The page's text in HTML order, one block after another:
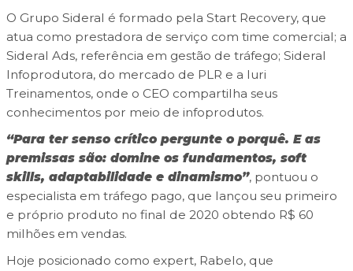
O Grupo Sideral é formado pela Start Recovery, que
atua como prestadora de serviço com time comercial; a
Sideral Ads, referência em gestão de tráfego; Sideral
Infoprodutora, do mercado de PLR e a Iuri
Treinamentos, onde o CEO compartilha seus
conhecimentos por meio de infoprodutos.
“Para ter senso crítico pergunte o porquê. E as
premissas são: domine os fundamentos, soft
skills, adaptabilidade e dinamismo”, pontuou o
especialista em tráfego pago, que lançou seu primeiro
e próprio produto no final de 2020 obtendo R$ 60
milhões em vendas.
Hoje posicionado como expert, Rabelo, que